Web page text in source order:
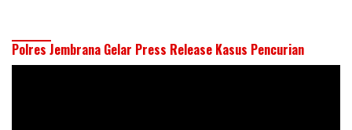
Polres Jembrana Gelar Press Release Kasus Pencurian